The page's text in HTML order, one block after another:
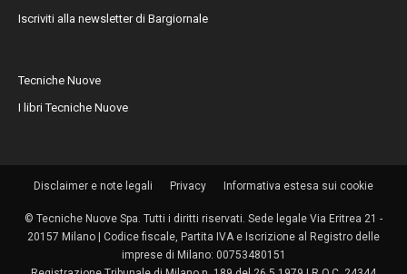
Iscriviti alla newsletter di Bargiornale
Tecniche Nuove
I libri Tecniche Nuove
Disclaimer e note legali Privacy Informativa estesa sui cookie
© Tecniche Nuove Spa. Tutti i diritti riservati. Sede legale Via Eritrea 21 -
20157 Milano | Codice fiscale, Partita IVA e Iscrizione al Registro delle
imprese di Milano: 00753480151